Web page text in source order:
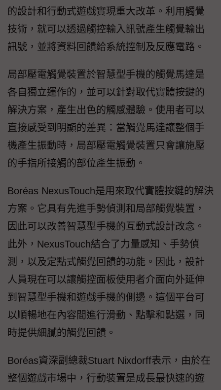
的設計和行動式遊戲實現重大改革。利用觸覺
技術，就可以透過觸控輸入訊號產生觸覺輸出
訊號，並將資料回饋給系統控制及反應電路。
局部壓電觸覺裝置於智慧型手機的觸覺馬達是
各自獨立運作的，並可以針對取代實體按鍵的
解決方案，產生出色的觸感體驗。使用者可以
直接感受到明顯的差異：當觸覺馬達讓整個手
機產生振動時，局部壓電觸覺裝置只會讓施壓
的手指所接觸的部位產生振動。
Boréas NexusTouch是用來取代實體按鍵的解決
方案。它具有先進手勢偵測和局部觸覺裝置，
因此可以改善智慧型手機的互動式設計改念。
此外，NexusTouch結合了力量感知、手勢偵
測，以及定點式觸覺回饋的功能。因此，設計
人員現在可以讓觸控面板使用者介面向外延伸
到智慧型手機和遊戲手機的側邊。這個平台可
以順暢地在內容間進行滑動、點擊和點選，同
時提供細膩的觸覺回饋。
Boréas資深副總裁Stuart Nixdorff表示，由於在
整個遊戲市場中，行動裝置是成長最快速的遊